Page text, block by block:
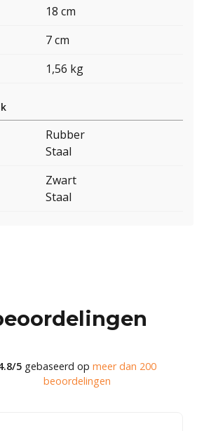
18 cm
7 cm
1,56 kg
Rubber
Staal
Zwart
Staal
5gebaseerd op meer dan 200
beoordelingen